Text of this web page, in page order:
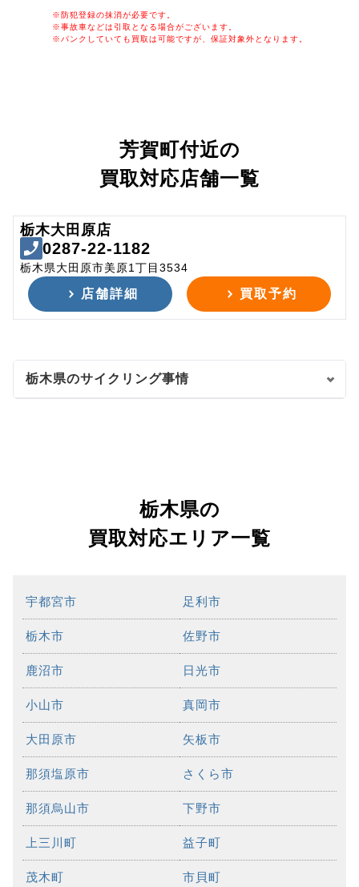
※防犯登録の抹消が必要です。
※事故車などは引取となる場合がございます。
※パンクしていても買取は可能ですが、保証対象外となります。
芳賀町付近の
買取対応店舗一覧
栃木大田原店
0287-22-1182
栃木県大田原市美原1丁目3534
店舗詳細 買取予約
栃木県のサイクリング事情
栃木県の
買取対応エリア一覧
宇都宮市 足利市
栃木市 佐野市
鹿沼市 日光市
小山市 真岡市
大田原市 矢板市
那須塩原市 さくら市
那須烏山市 下野市
上三川町 益子町
茂木町 市貝町